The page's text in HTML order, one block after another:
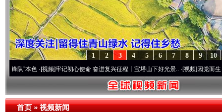
10
9
8
7
6
5
4
3
2
1
·[视频]牢记初心使命 奋进复兴征程丨宝塔山下好光景..·[视频]因党而生 为党而战
首页»视频新闻